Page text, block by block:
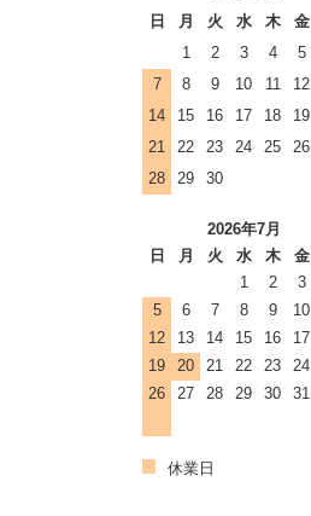
日
月 火 水 木 金
1
2 3 4 5
7
8 9 10 11 12
14
15 16 17 18 19
21
22 23 24 25 26
28
29 30
2026年7月
日
月 火 水 木 金
1
2 3
5
6 7 8 9 10
12
13 14 15 16 17
19
20 21 22 23 24
26
27 28 29 30 31
休業日